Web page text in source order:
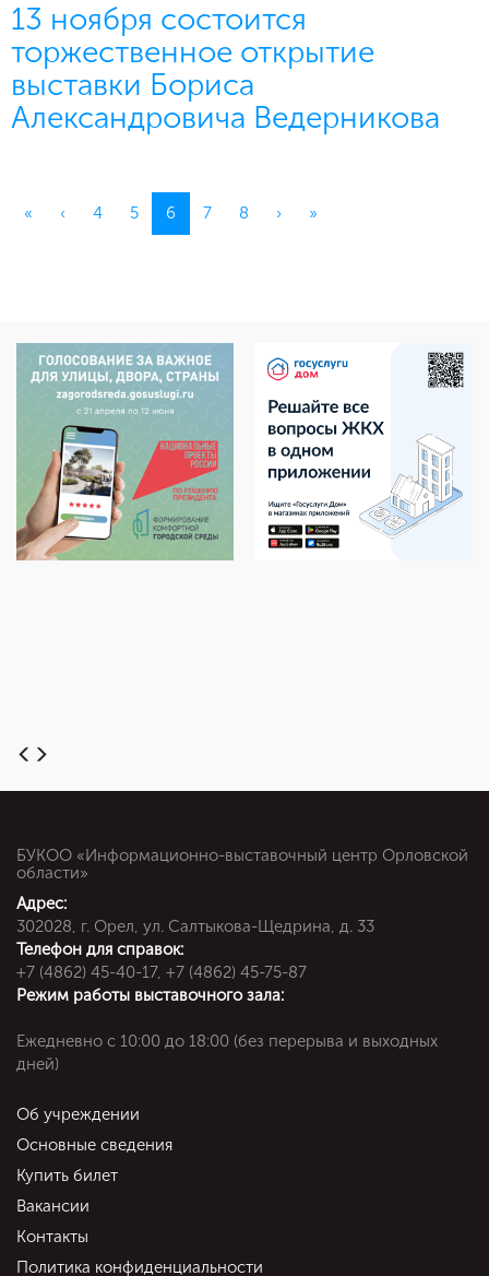
13 ноября состоится
торжественное открытие
выставки Бориса
Александровича Ведерникова
« ‹ 4 5 6 (current)
7 8 › »
БУКОО «Информационно-выставочный центр Орловской
области»
Адрес:
302028, г. Орел, ул. Салтыкова-Щедрина, д. 33
Телефон для справок:
+7 (4862) 45-40-17, +7 (4862) 45-75-87
Режим работы выставочного зала:
Ежедневно c 10:00 до 18:00 (без перерыва и выходных
дней)
Об учреждении
Основные сведения
Купить билет
Вакансии
Контакты
Политика конфиденциальности